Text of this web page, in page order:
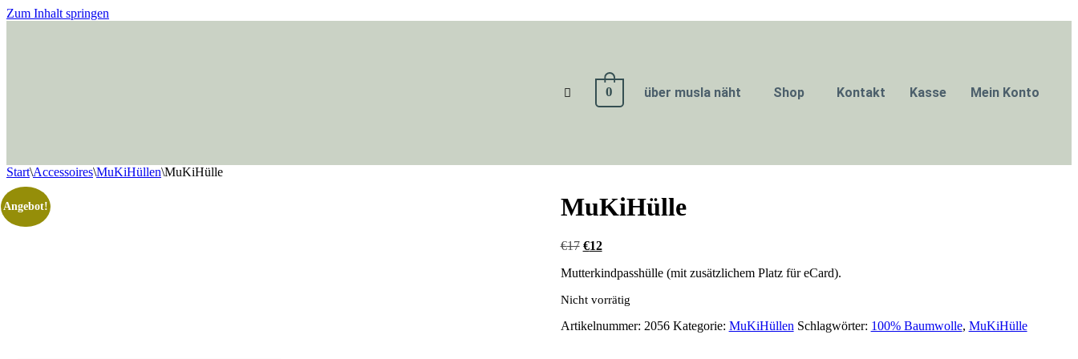
Zum Inhalt springen
0 über musla näht Shop Kontakt Kasse Mein Konto
Start\Accessoires\MuKiHüllen\MuKiHülle
Angebot! MuKiHülle
€17 €12
Mutterkindpasshülle (mit zusätzlichem Platz für eCard).
Nicht vorrätig
Artikelnummer: 2056 Kategorie: MuKiHüllen Schlagwörter: 100% Baumwolle, MuKiHülle